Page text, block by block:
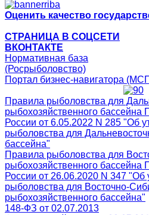
Оценить качество
СТРАНИЦА В СОЦСЕТИ
ВКОНТАКТЕ
Нормативная база
(Росрыболовство)
Портал бизнес-навигатора
Правила рыболовства для
рыбохозяйственного бассейна
России от 6.05.2022 N 285 "Об
рыболовства для
бассейна"
Правила рыболовства для
рыбохозяйственного бассейна
России от 26.06.2020 N 347
рыболовства для Восточно-
рыбохозяйственного бассейна"
148-ФЗ от 02.07.2013